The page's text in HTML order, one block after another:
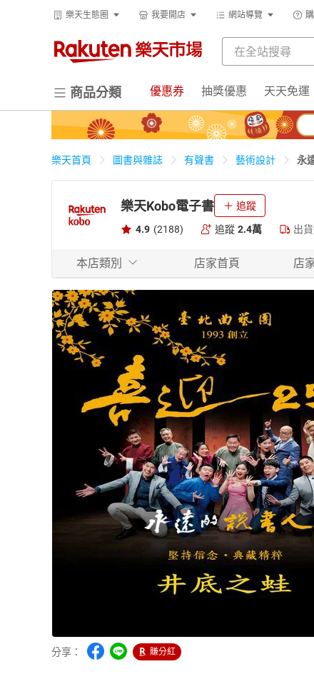
樂天生態圈 我要開店 網站導覽
商品分類 優惠券 抽獎優惠 天天免運
樂天首頁 圖書與雜誌 有聲書 藝術設計 永
樂天Kobo電子書 追蹤
4.9 (2188) 追蹤 2.4萬 出
本店類別 店家首頁 店
分享： 賺分紅